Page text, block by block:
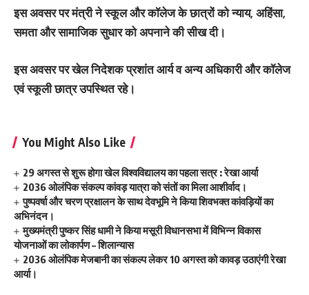
इस अवसर पर मंत्री ने स्कूल और कॉलेज के छात्रों को न्याय, अहिंसा,
समता और सामाजिक सुधार को अपनाने की सीख दी।
इस अवसर पर खेल निदेशक प्रशांत आर्य व अन्य अधिकारी और कॉलेज
एवं स्कूली छात्र उपस्थित रहे।
You Might Also Like
29 अगस्त से शुरू होगा खेल विश्वविद्यालय का पहला सत्र : रेखा आर्या
2036 ओलंपिक संकल्प कांवड़ यात्रा को संतों का मिला आशीर्वाद।
पुष्पवर्षा और चरण प्रक्षालन के साथ देवभूमि ने किया शिवभक्त कांवड़ियों का
अभिनंदन।
मुख्यमंत्री पुष्कर सिंह धामी ने किया मसूरी विधानसभा में विभिन्न विकास
योजनाओं का लोकार्पण – शिलान्यास
2036 ओलंपिक मेजबानी का संकल्प लेकर 10 अगस्त को कावड़ उठाएंगी रेखा
आर्या।